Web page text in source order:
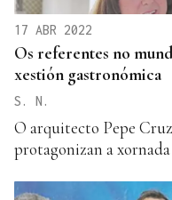
17 ABR 2022
Os referentes no
xestión gastronómica
S. N.
O arquitecto Pepe
protagonizan a